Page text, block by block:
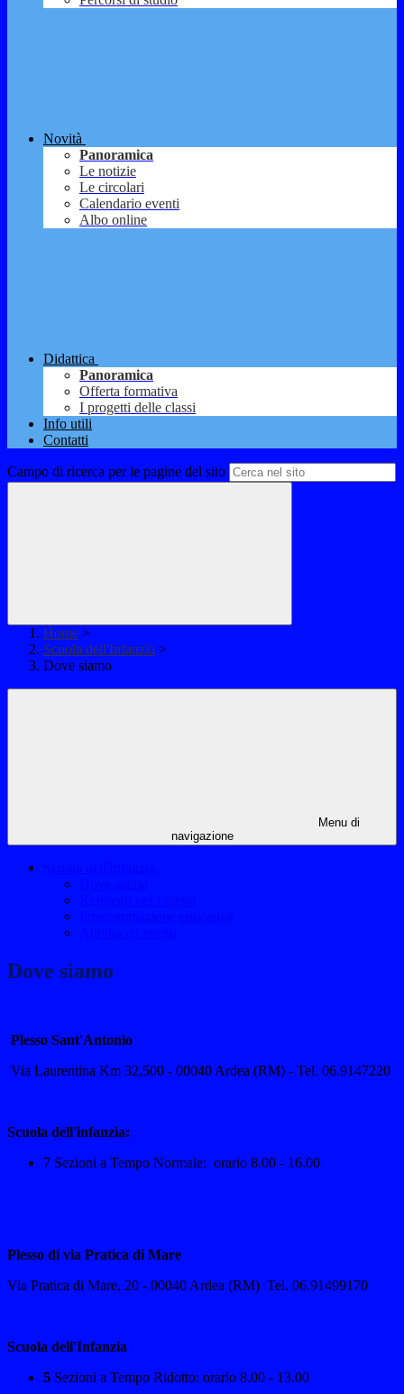
Novità
Panoramica
Le notizie
Le circolari
Calendario eventi
Albo online
Didattica
Panoramica
Offerta formativa
I progetti delle classi
Info utili
Contatti
Campo di ricerca per le pagine del sito
Home >
Scuola dell'Infanzia >
Dove siamo
Menu di
navigazione
Dove siamo
Plesso Sant'Antonio
Via Laurentina Km 32,500 - 00040 Ardea (RM) - Tel. 06.9147220
Scuola dell'infanzia:
7 Sezioni a Tempo Normale: orario 8.00 - 16.00
Plesso di via Pratica di Mare
Via Pratica di Mare, 20 - 00040 Ardea (RM) Tel. 06.91499170
Scuola dell'Infanzia
5 Sezioni a Tempo Ridotto: orario 8.00 - 13.00